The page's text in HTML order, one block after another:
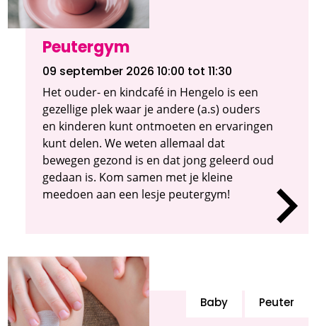
Peutergym
09 september 2026 10:00 tot 11:30
Het ouder- en kindcafé in Hengelo is een
gezellige plek waar je andere (a.s) ouders
en kinderen kunt ontmoeten en ervaringen
kunt delen. We weten allemaal dat
bewegen gezond is en dat jong geleerd oud
gedaan is. Kom samen met je kleine
meedoen aan een lesje peutergym!
Baby Peuter